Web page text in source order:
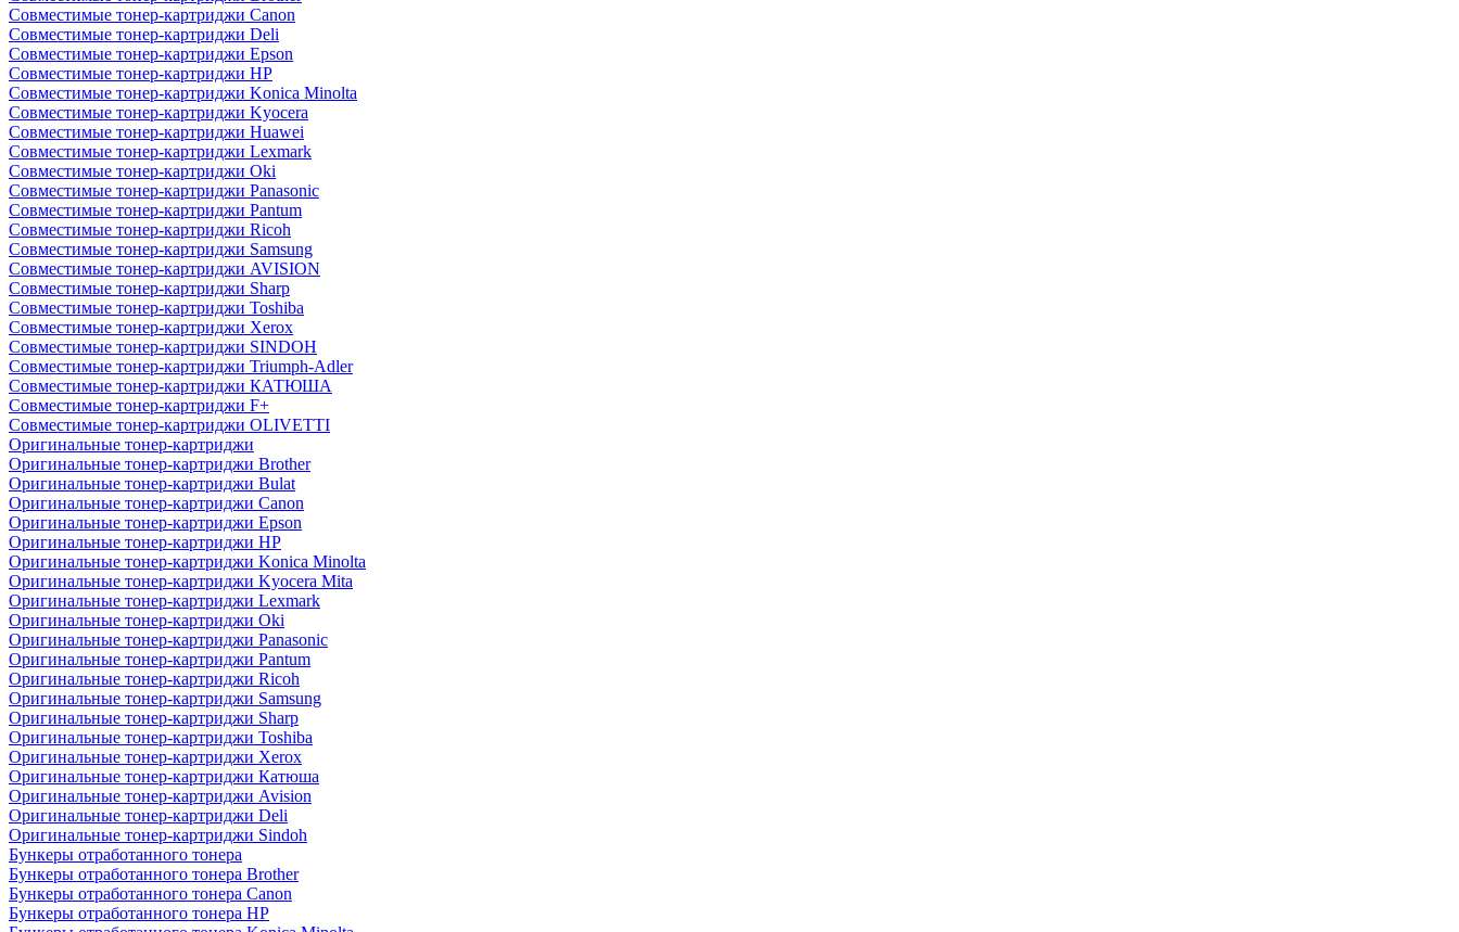
Совместимые тонер-картриджи Canon
Совместимые тонер-картриджи Deli
Совместимые тонер-картриджи Epson
Совместимые тонер-картриджи HP
Совместимые тонер-картриджи Konica Minolta
Совместимые тонер-картриджи Kyocera
Совместимые тонер-картриджи Huawei
Совместимые тонер-картриджи Lexmark
Совместимые тонер-картриджи Oki
Совместимые тонер-картриджи Panasonic
Совместимые тонер-картриджи Pantum
Совместимые тонер-картриджи Ricoh
Совместимые тонер-картриджи Samsung
Совместимые тонер-картриджи AVISION
Совместимые тонер-картриджи Sharp
Совместимые тонер-картриджи Toshiba
Совместимые тонер-картриджи Xerox
Совместимые тонер-картриджи SINDOH
Совместимые тонер-картриджи Triumph-Adler
Совместимые тонер-картриджи КАТЮША
Совместимые тонер-картриджи F+
Совместимые тонер-картриджи OLIVETTI
Оригинальные тонер-картриджи
Оригинальные тонер-картриджи Brother
Оригинальные тонер-картриджи Bulat
Оригинальные тонер-картриджи Canon
Оригинальные тонер-картриджи Epson
Оригинальные тонер-картриджи HP
Оригинальные тонер-картриджи Konica Minolta
Оригинальные тонер-картриджи Kyocera Mita
Оригинальные тонер-картриджи Lexmark
Оригинальные тонер-картриджи Oki
Оригинальные тонер-картриджи Panasonic
Оригинальные тонер-картриджи Pantum
Оригинальные тонер-картриджи Ricoh
Оригинальные тонер-картриджи Samsung
Оригинальные тонер-картриджи Sharp
Оригинальные тонер-картриджи Toshiba
Оригинальные тонер-картриджи Xerox
Оригинальные тонер-картриджи Катюша
Оригинальные тонер-картриджи Avision
Оригинальные тонер-картриджи Deli
Оригинальные тонер-картриджи Sindoh
Бункеры отработанного тонера
Бункеры отработанного тонера Brother
Бункеры отработанного тонера Canon
Бункеры отработанного тонера HP